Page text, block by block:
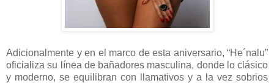
Adicionalmente y en el marco de esta aniversario, “He´nalu”
oficializa su línea de bañadores masculina, donde lo clásico
y moderno, se equilibran con llamativos y a la vez sobrios